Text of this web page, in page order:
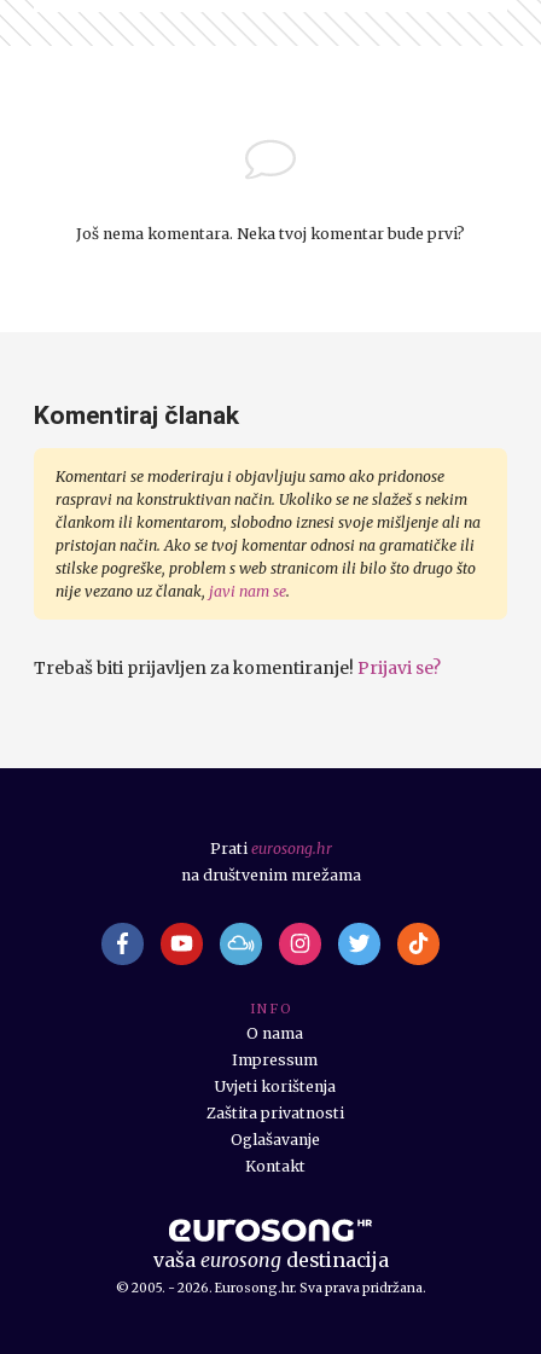
Još nema komentara. Neka tvoj komentar bude prvi?
Komentiraj članak
Komentari se moderiraju i objavljuju samo ako pridonose
raspravi na konstruktivan način. Ukoliko se ne slažeš s nekim
člankom ili komentarom, slobodno iznesi svoje mišljenje ali na
pristojan način. Ako se tvoj komentar odnosi na gramatičke ili
stilske pogreške, problem s web stranicom ili bilo što drugo što
nije vezano uz članak, javi nam se.
Trebaš biti prijavljen za komentiranje! Prijavi se?
vaša eurosongdestinacija
© 2005. - 2026. Eurosong.hr. Sva prava pridržana.
I N F O
O nama
Impressum
Uvjeti korištenja
Zaštita privatnosti
Oglašavanje
Kontakt
Prati eurosong.hr
na društvenim mrežama